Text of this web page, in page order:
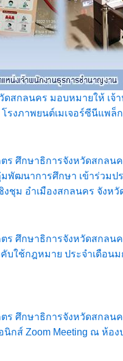
สกลนคร มอบหมายให้
งภาพยนต์เมเจอร์ซีนีแพ
ร ศึกษาธิการจังหวัดสก
ฒนาการศึกษา เข้าร่วม
ชุม อำเมืองสกลนคร จังห
ตร ศึกษาธิการจังหวัดสก
ช้กฎหมาย ประจำเดือน
ตร ศึกษาธิการจังหวัดสก
ส์ Zoom Meeting ณ ห้